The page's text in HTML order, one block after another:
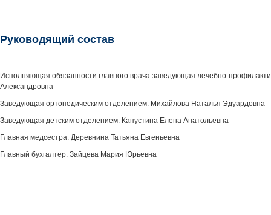
Руководящий состав
Исполняющая обязанности главного врача заведующая лечебно-
Александровна
Заведующая ортопедическим отделением: Михайлова Наталья Эдуардовна
Заведующая детским отделением: Капустина Елена Анатольевна
Главная медсестра: Деревнина Татьяна Евгеньевна
Главный бухгалтер: Зайцева Мария Юрьевна